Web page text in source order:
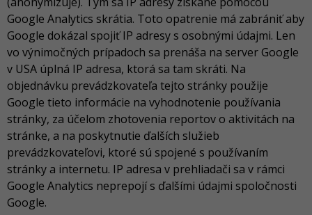
Google Analytics skrátia. Toto opatrenie má zabrániť aby
Google dokázal spojiť IP adresy s osobnými údajmi. Len
vo výnimočných prípadoch sa prenáša na server Google
v USA úplná IP adresa, ktorá sa tam skráti. Na
objednávku prevádzkovateľa tejto stránky použije
Google tieto informácie na vyhodnotenie používania
stránky, za účelom zhotovenia reportov o aktivitách na
stránke, a na poskytnutie ďalších služieb
prevádzkovateľovi, ktoré sú spojené s používaním
stránky a internetu. IP adresa v prehliadači sa v rámci
Google Analytics neprepojí s ďalšími údajmi spoločnosti
Google.